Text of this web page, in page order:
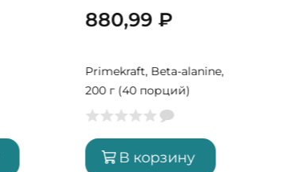
880,99₽
Primekraft, Beta-alanine,
200 г (40 порций)
В корзину